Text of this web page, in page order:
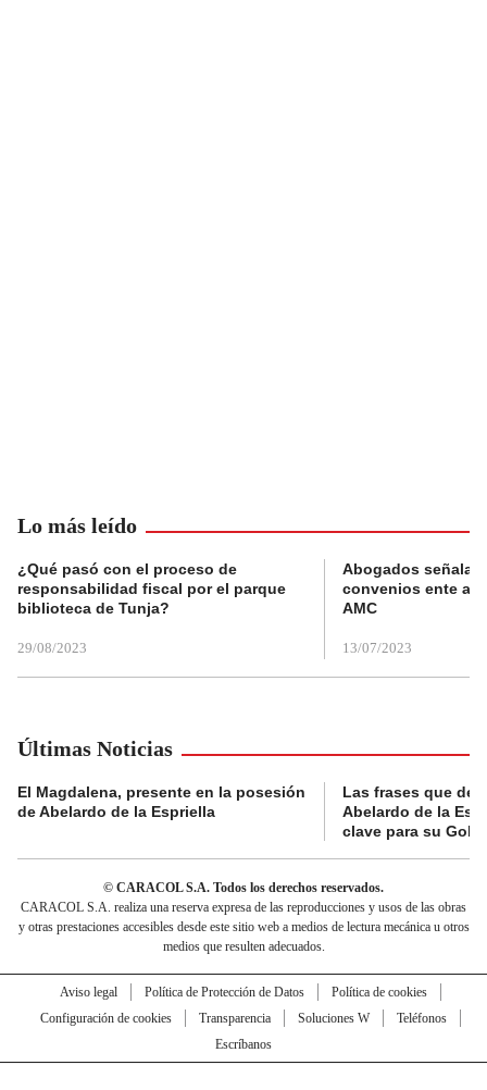
Lo más leído
¿Qué pasó con el proceso de
responsabilidad fiscal por el parque
biblioteca de Tunja?
29/08/2023
Abogados
convenios ente
AMC
13/07/2023
Últimas Noticias
El Magdalena, presente en la posesión
de Abelardo de la Espriella
Las frases que
Abelardo de la
clave para su
© CARACOL S.A. Todos los derechos reservados.
CARACOL S.A. realiza una reserva expresa de las reproducciones y usos de las obras
y otras prestaciones accesibles desde este sitio web a medios de lectura mecánica u otros
medios que resulten adecuados.
Aviso legal Política de Protección de Datos
Política de cookies
Configuración de cookies
Transparencia Soluciones W
Teléfonos
Escríbanos